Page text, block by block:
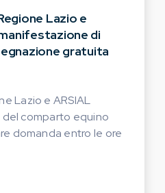
Lazio e
di
gratuita
Lazio e ARSIAL
comparto equino
domanda entro le ore